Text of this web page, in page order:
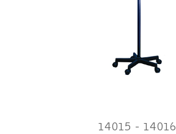
14015 - 14016
ACCESSOIRE POUR SOLUS 9